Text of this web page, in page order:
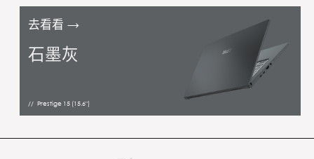
石墨灰
去看看
Prestige 15 (15.6")